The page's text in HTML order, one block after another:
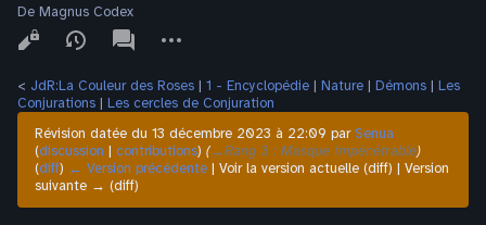
De Magnus Codex
Affichages
associated-
pages
actions
< JdR:La Couleur des Roses ‎ | 1 - Encyclopédie ‎ | Nature ‎ | Démons ‎ | Les
Conjurations ‎ | Les cercles de Conjuration
Révision datée du 13 décembre 2023 à 22:09 parSenua
(discussion | contributions) (→‎Rang 3 : Masque impénétrable)
(diff) ← Version précédente | Voir la version actuelle (diff) | Version
suivante → (diff)